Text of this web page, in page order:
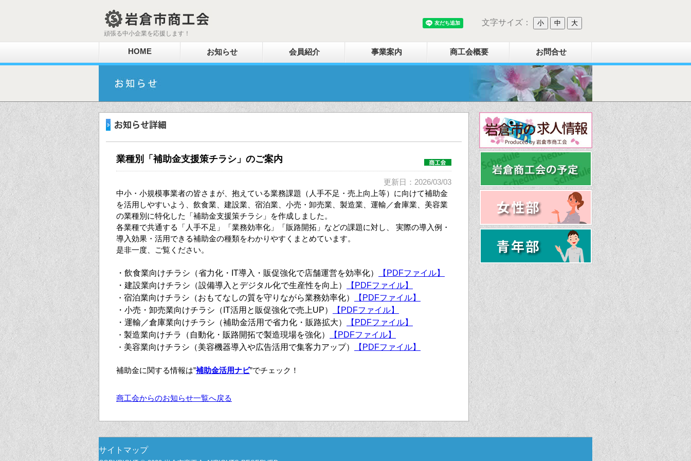
頑張る中小企業を応援します！
文字サイズ： 小 中 大
HOME お知らせ 会員紹介 事業案内 商工会概要 お問合せ
業種別「補助金支援策チラシ」のご案内
更新日：2026/03/03
中小・小規模事業者の皆さまが、抱えている業務課題（人手不足・売上向上等）に向けて補助金
を活用しやすいよう、飲食業、建設業、宿泊業、小売・卸売業、製造業、運輸／倉庫業、美容業
の業種別に特化した「補助金支援策チラシ」を作成しました。
各業種で共通する「人手不足」「業務効率化」「販路開拓」などの課題に対し、 実際の導入例・
導入効果・活用できる補助金の種類をわかりやすくまとめています。
是非一度、ご覧ください。
・飲食業向けチラシ （省力化・IT導入・販促強化で店舗運営を効率化）
【PDFファイル】
・建設業向けチラシ （設備導入とデジタル化で生産性を向上 ）
【PDFファイル】
・ 宿泊業向けチラシ （おもてなしの質を守りながら業務効率化）
【PDFファイル】
・ 小売・卸売業向けチラシ（ IT活用と販促強化で売上UP）
【PDFファイル】
・ 運輸／倉庫業向けチラシ（補助金活用で省力化・販路拡大）
【PDFファイル】
・ 製造業向けチラ（ 自動化・販路開拓で製造現場を強化）
【PDFファイル】
・ 美容業向けチラシ（美容機器導入や広告活用で集客力アップ） 【PDFファイル】
補助金に関する情報は”補助金活用ナビ”でチェック！
商工会からのお知らせ一覧へ戻る
サイトマップ